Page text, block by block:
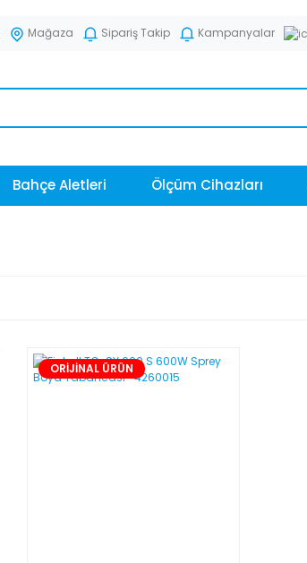
Mağaza Sipariş Takip Kampanyalar
Bahçe Aletleri Ölçüm Cihazları
ORİJİNAL ÜRÜN